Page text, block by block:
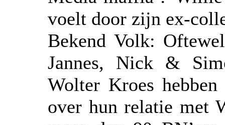
voelt door zijn ex-
Bekend Volk:
Jannes, Nick &
Wolter Kroes
over hun relatie met